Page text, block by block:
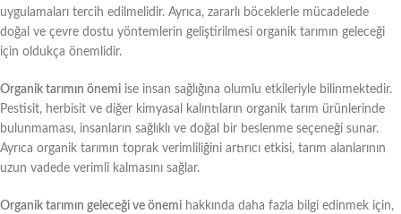
uygulamaları tercih edilmelidir. Ayrıca, zararlı böceklerle mücadelede
doğal ve çevre dostu yöntemlerin geliştirilmesi organik tarımın geleceği
için oldukça önemlidir.
Organik tarımın önemi ise insan sağlığına olumlu etkileriyle bilinmektedir.
Pestisit, herbisit ve diğer kimyasal kalıntıların organik tarım ürünlerinde
bulunmaması, insanların sağlıklı ve doğal bir beslenme seçeneği sunar.
Ayrıca organik tarımın toprak verimliliğini artırıcı etkisi, tarım alanlarının
uzun vadede verimli kalmasını sağlar.
Organik tarımın geleceği ve önemi hakkında daha fazla bilgi edinmek için,